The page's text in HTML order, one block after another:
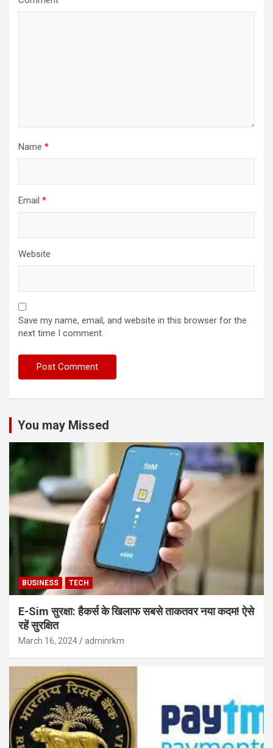
Name *
Email *
Website
Save my name, email, and website in this browser for the
next time I comment.
You may Missed
BUSINESS TECH
E-Sim सुरक्षा: हैकर्स के खिलाफ सबसे ताकतवर नया कदम! ऐसे
रहें सुरक्षित
March 16, 2024 adminrkm